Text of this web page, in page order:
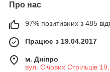
Про нас
97% позитивних з 485
Працює з 19.04.2017
м. Дніпро
вул. Січових Стрільців